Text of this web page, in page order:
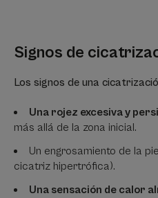
Signos de
Los signos de una
Una rojez excesiva y
más allá de la zona inicial.
Un engrosamiento de la
cicatriz hipertrófica).
Una sensación de calor